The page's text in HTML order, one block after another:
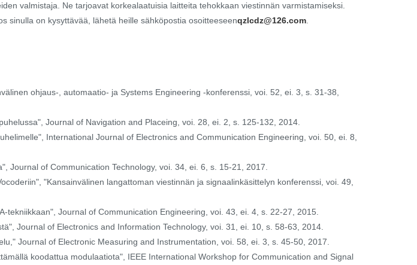
valmistaja. Ne tarjoavat korkealaatuisia laitteita tehokkaan viestinnän varmistamiseksi.
sinulla on kysyttävää, lähetä heille sähköpostia osoitteeseenqzlcdz@126.com
ohjaus-, automaatio- ja Systems Engineering -konferenssi, voi. 52, ei. 3, s. 31-38,
Journal of Navigation and Placeing, voi. 28, ei. 2, s. 125-132, 2014.
International Journal of Electronics and Communication Engineering, voi. 50, ei. 8,
Journal of Communication Technology, voi. 34, ei. 6, s. 15-21, 2017.
"Kansainvälinen langattoman viestinnän ja signaalinkäsittelyn konferenssi, voi. 49,
Journal of Communication Engineering, voi. 43, ei. 4, s. 22-27, 2015.
Journal of Electronics and Information Technology, voi. 31, ei. 10, s. 58-63, 2014.
Journal of Electronic Measuring and Instrumentation, voi. 58, ei. 3, s. 45-50, 2017.
koodattua modulaatiota", IEEE International Workshop for Communication and Signal